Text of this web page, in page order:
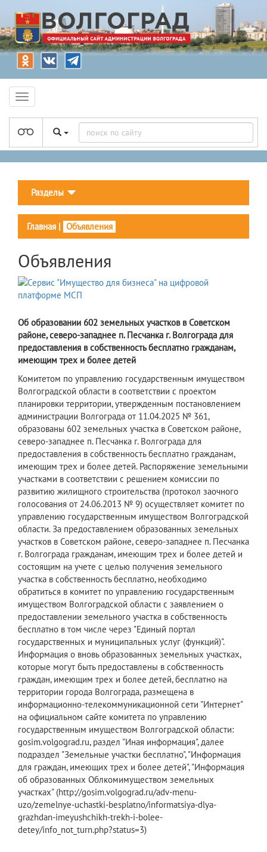
Разделы
Главная | Объявления
Объявления
Об образовании 602 земельных участков в Советском
районе, северо-западнее п. Песчанка г. Волгограда для
предоставления в собственность бесплатно гражданам,
имеющим трех и более детей
Комитетом по управлению государственным имуществом
Волгоградской области в соответствии с проектом
планировки территории, утвержденным постановлением
администрации Волгограда от 11.04.2025 № 361,
образованы 602 земельных участка в Советском районе,
северо-западнее п. Песчанка г. Волгограда для
предоставления в собственность бесплатно гражданам,
имеющим трех и более детей. Распоряжение земельными
участками в соответствии с решением комиссии по
развитию жилищного строительства (протокол заочного
голосования от 24.06.2013 № 9) осуществляет комитет по
управлению государственным имуществом Волгоградской
области. За предоставлением образованных земельных
участков в Советском районе, северо-западнее п. Песчанка
г. Волгограда гражданам, имеющим трех и более детей и
состоящим на учете с целью получения земельного
участка в собственность бесплатно, необходимо
обратиться в комитет по управлению государственным
имуществом Волгоградской области с заявлением о
предоставлении земельного участка в собственность
бесплатно в том числе через "Единый портал
государственных и муниципальных услуг (функций)".
Информация о вновь образованных земельных участках,
которые могут быть предоставлены в собственность
граждан, имеющим трех и более детей, бесплатно на
территории города Волгограда, размещена в
информационно-телекоммуникационной сети "Интернет"
на официальном сайте комитета по управлению
государственным имуществом Волгоградской области:
gosim.volgograd.ru, раздел "Иная информация", далее
подраздел "Земельные участки бесплатно", "Информация
для граждан, имеющих трех и более детей", "Информация
об образованных Облкомимуществом земельных
участках" (http://gosim.volgograd.ru/adv-menu-
uzo/zemelnye-uchastki-besplatno/informatsiya-dlya-
grazhdan-imeyushchikh-trekh-i-bolee-
detey/info_not_turn.php?status=3)